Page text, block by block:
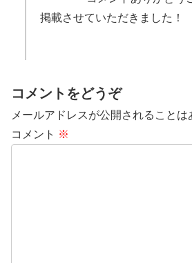
掲載させていただきました！
コメントをどうぞ
メールアドレスが公開されることは
コメント ※